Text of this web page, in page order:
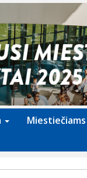
Miestiečiams